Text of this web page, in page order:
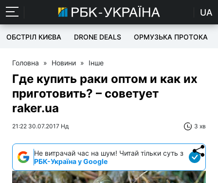
UA
ОБСТРІЛ КИЄВА DRONE DEALS ОРМУЗЬКА ПРОТОКА
Головна » Новини » Інше
Где купить раки оптом и как их
приготовить? – советует
raker.ua
21:22 30.07.2017 Нд 3 хв
Не витрачай час на шум! Читай тільки суть з
РБК-Україна у Google